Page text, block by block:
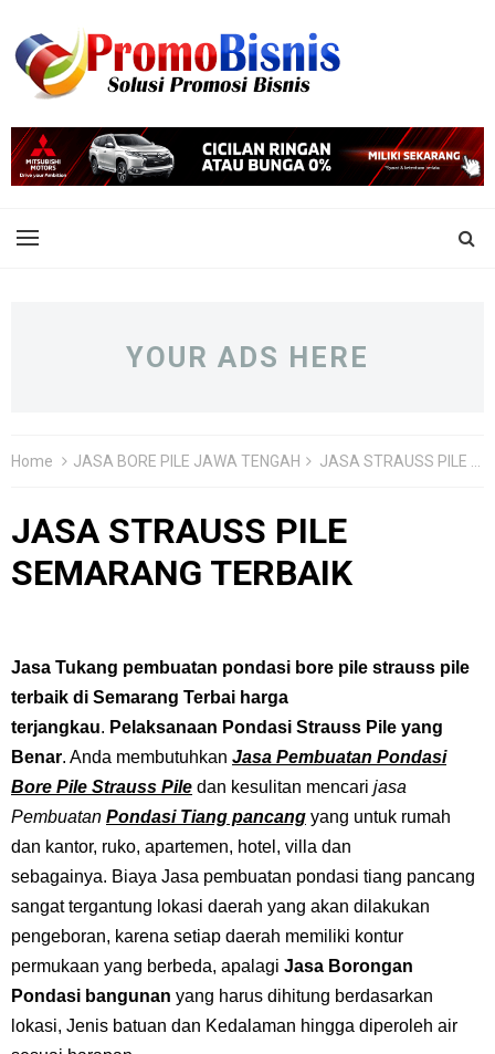
YOUR ADS HERE
Home JASA BORE PILE JAWA TENGAH JASA STRAUSS PILE SEMARANG TERBAIK
JASA STRAUSS PILE
SEMARANG TERBAIK
Jasa Tukang pembuatan pondasi bore pile strauss pile
terbaik di Semarang Terbai harga
terjangkau. Pelaksanaan Pondasi Strauss Pile yang
Benar. Anda membutuhkan Jasa Pembuatan Pondasi
Bore Pile Strauss Pile dan kesulitan mencari jasa
Pembuatan Pondasi Tiang pancang yang untuk rumah
dan kantor, ruko, apartemen, hotel, villa dan
sebagainya. Biaya Jasa pembuatan pondasi tiang pancang
sangat tergantung lokasi daerah yang akan dilakukan
pengeboran, karena setiap daerah memiliki kontur
permukaan yang berbeda, apalagi Jasa Borongan
Pondasi bangunan yang harus dihitung berdasarkan
lokasi, Jenis batuan dan Kedalaman hingga diperoleh air